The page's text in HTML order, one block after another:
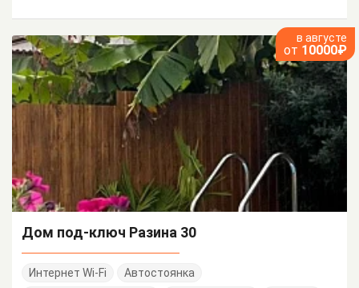
в августе
от 10000₽
Дом под-ключ Разина 30
Интернет Wi-Fi
Автостоянка